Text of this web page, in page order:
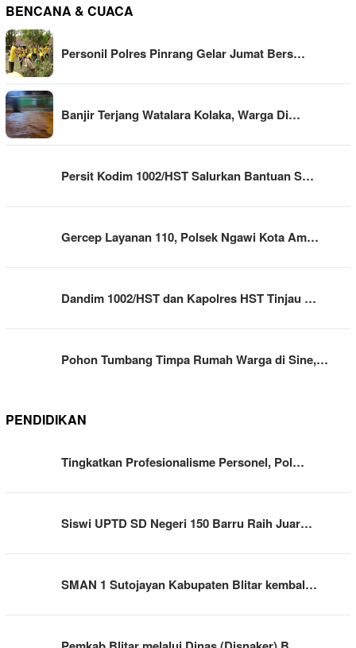
BENCANA & CUACA
Personil Polres Pinrang Gelar Jumat Bers…
Banjir Terjang Watalara Kolaka, Warga Di…
Persit Kodim 1002/HST Salurkan Bantuan S…
Gercep Layanan 110, Polsek Ngawi Kota Am…
Dandim 1002/HST dan Kapolres HST Tinjau …
Pohon Tumbang Timpa Rumah Warga di Sine,…
PENDIDIKAN
Tingkatkan Profesionalisme Personel, Pol…
Siswi UPTD SD Negeri 150 Barru Raih Juar…
SMAN 1 Sutojayan Kabupaten Blitar kembal…